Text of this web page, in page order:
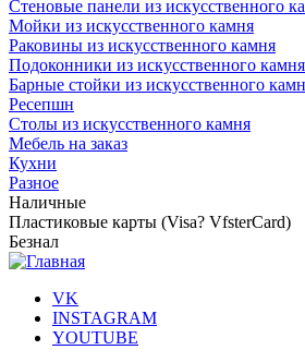
Стеновые панели из искусственного
Мойки из искусственного камня
Раковины из искусственного камня
Подоконники из искусственного камня
Барные стойки из искусственного
Ресепшн
Cтолы из искусственного камня
Мебель на заказ
Кухни
Разное
Наличные
Пластиковые карты (Visa? VfsterCard)
Безнал
VK
INSTAGRAM
YOUTUBE